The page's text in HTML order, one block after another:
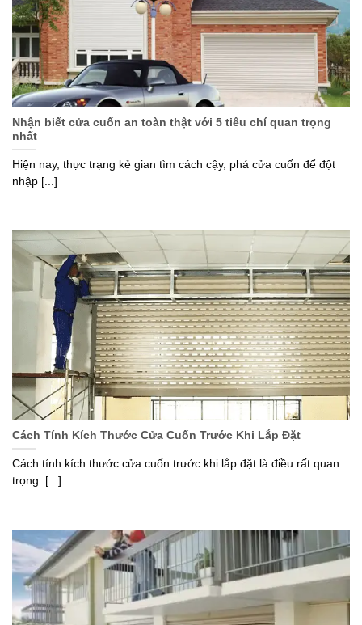
Nhận biết cửa cuốn an toàn thật với 5 tiêu chí quan trọng
nhất
Hiện nay, thực trạng kẻ gian tìm cách cậy, phá cửa cuốn để đột
nhập [...]
Cách Tính Kích Thước Cửa Cuốn Trước Khi Lắp Đặt
Cách tính kích thước cửa cuốn trước khi lắp đặt là điều rất quan
trọng. [...]